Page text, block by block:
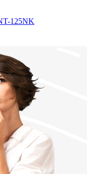
125NK